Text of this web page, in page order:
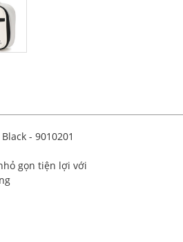
- 9010201
gọn tiện lợi với